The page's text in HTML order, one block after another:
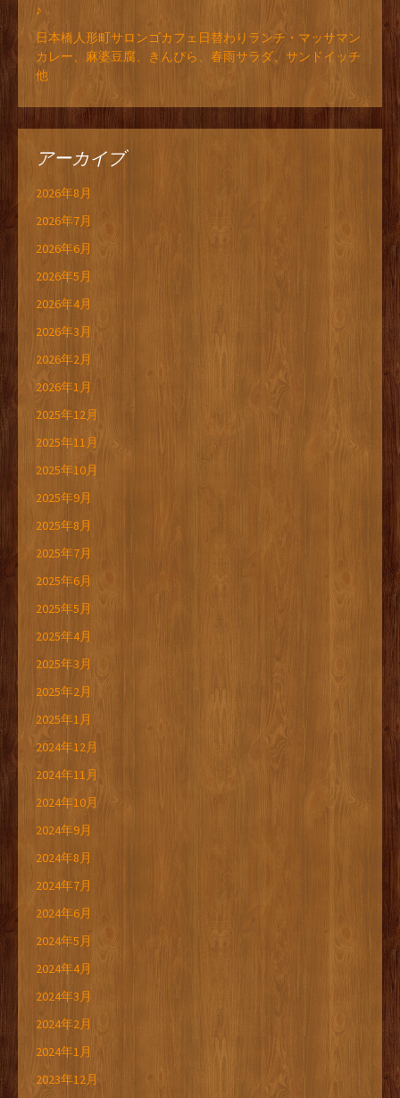
♪
日本橋人形町サロンゴカフェ日替わりランチ・マッサマン
カレー、麻婆豆腐、きんぴら、春雨サラダ、サンドイッチ
他
アーカイブ
2026年8月
2026年7月
2026年6月
2026年5月
2026年4月
2026年3月
2026年2月
2026年1月
2025年12月
2025年11月
2025年10月
2025年9月
2025年8月
2025年7月
2025年6月
2025年5月
2025年4月
2025年3月
2025年2月
2025年1月
2024年12月
2024年11月
2024年10月
2024年9月
2024年8月
2024年7月
2024年6月
2024年5月
2024年4月
2024年3月
2024年2月
2024年1月
2023年12月